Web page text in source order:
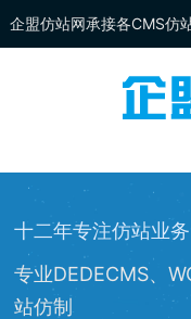
企盟仿站网承接各CMS仿
、网站兼容等服务，欢迎
十二年专注仿站业务
专业DEDECMS、
站仿制